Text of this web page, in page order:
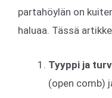
partahöylän on
haluaa. Tässä
Tyyppi ja
(open comb)